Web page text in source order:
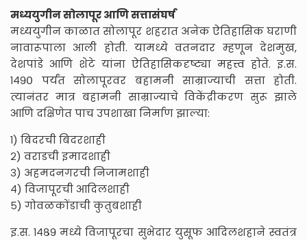
मध्ययुगीन सोलापूर आणि सत्तासंघर्ष
मध्ययुगीन काळात सोलापूर शहरात अनेक ऐतिहासिक घराणी
नावारूपाला आली होती. यामध्ये वतनदार म्हणून देशमुख,
देशपांडे आणि शेटे यांना ऐतिहासिकदृष्ट्या महत्त्व होते. इ.स.
१४९० पर्यंत सोलापूरवर बहामनी साम्राज्याची सत्ता होती.
त्यानंतर मात्र बहामनी साम्राज्याचे विकेंद्रीकरण सुरू झाले
आणि दक्षिणेत पाच उपशाखा निर्माण झाल्या:
१) बिदरची बिदरशाही
२) वराडची इमादशाही
३) अहमदनगरची निजामशाही
४) विजापूरची आदिलशाही
५) गोवळकोंडाची कुतुबशाही
इ.स. १४८९ मध्ये विजापूरचा सुभेदार युसूफ आदिलशहाने स्वतंत्र